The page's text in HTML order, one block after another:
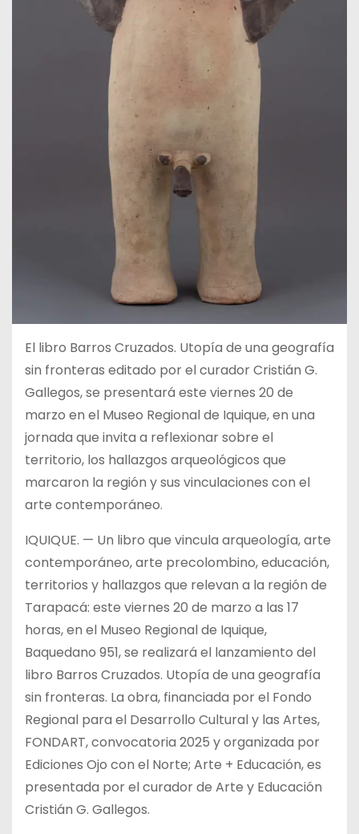
El libro Barros Cruzados. Utopía de una geografía
sin fronteras editado por el curador Cristián G.
Gallegos, se presentará este viernes 20 de
marzo en el Museo Regional de Iquique, en una
jornada que invita a reflexionar sobre el
territorio, los hallazgos arqueológicos que
marcaron la región y sus vinculaciones con el
arte contemporáneo.
IQUIQUE. — Un libro que vincula arqueología, arte
contemporáneo, arte precolombino, educación,
territorios y hallazgos que relevan a la región de
Tarapacá: este viernes 20 de marzo a las 17
horas, en el Museo Regional de Iquique,
Baquedano 951, se realizará el lanzamiento del
libro Barros Cruzados. Utopía de una geografía
sin fronteras. La obra, financiada por el Fondo
Regional para el Desarrollo Cultural y las Artes,
FONDART, convocatoria 2025 y organizada por
Ediciones Ojo con el Norte; Arte + Educación, es
presentada por el curador de Arte y Educación
Cristián G. Gallegos.